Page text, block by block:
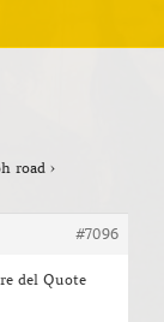
road ›
#7096
del Quote